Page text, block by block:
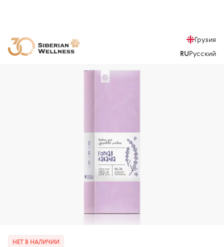
Грузия
RUРусский
НЕТ В НАЛИЧИИ